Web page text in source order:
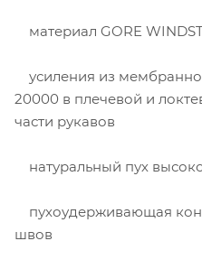
материал GORE
усиления из
20000 в плечевой и
части рукавов
натуральный пух
пухоудерживающая
швов